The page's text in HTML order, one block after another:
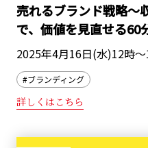
売れるブランド戦略～
で、価値を見直せる60
2025年4月16日(水)12時
#ブランディング
詳しくはこちら